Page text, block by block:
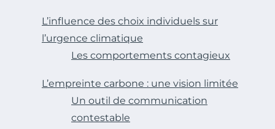
L’influence des choix individuels sur
l’urgence climatique
Les comportements contagieux
L’empreinte carbone : une vision limitée
Un outil de communication
contestable